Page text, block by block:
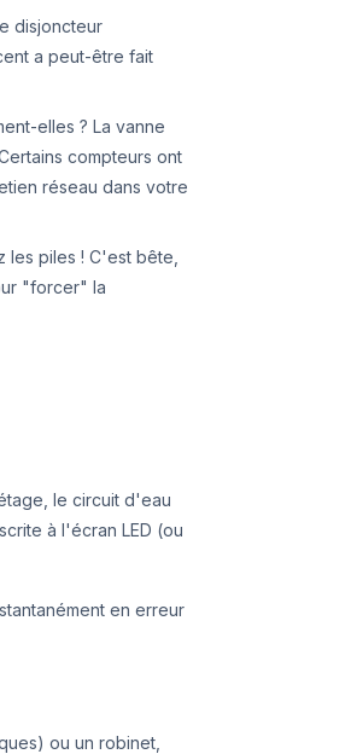
disjoncteur
a peut-être fait
elles ? La vanne
compteurs ont
réseau dans votre
les piles ! C'est bête,
"forcer" la
le circuit d'eau
à l'écran LED (ou
en erreur
ou un robinet,